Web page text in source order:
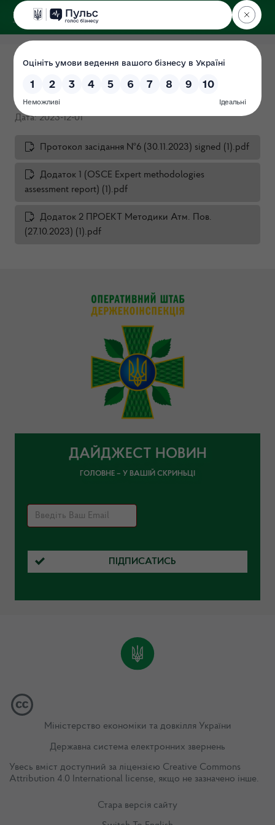
ДЕРЖЕКОІНСПЕКЦІЯ
Протокол засідання НЕР ДЕІ
№6/2023 від 30.11.2023
Дата: 2023-12-01
Протокол засідання №6 (30.11.2023) signed (1).pdf
Додаток 1 (OSCE Expert methodologies
assessment report) (1).pdf
Додаток 2 ПРОЕКТ Методики Атм. Пов.
(27.10.2023) (1).pdf
ДАЙДЖЕСТ НОВИН
ГОЛОВНЕ – У ВАШІЙ СКРИНЬЦІ
ПІДПИСАТИСЬ
Міністерство економіки та довкілля України
Державна система електронних звернень
Увесь вміст доступний за ліцензією Creative Commons
Attribution 4.0 International license, якщо не зазначено інше.
Стара версія сайту